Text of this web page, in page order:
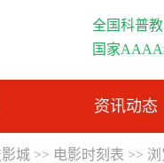
全国科普
国家
资讯动态
城 >> 电影时刻表 >>